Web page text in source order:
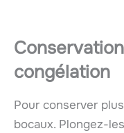
congélation
Pour conserver
bocaux. Plongez-